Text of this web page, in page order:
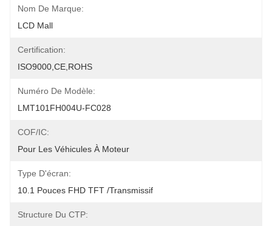
Nom De Marque:
LCD Mall
Certification:
ISO9000,CE,ROHS
Numéro De Modèle:
LMT101FH004U-FC028
COF/IC:
Pour Les Véhicules À Moteur
Type D'écran:
10.1 Pouces FHD TFT /transmissif
Structure Du CTP: